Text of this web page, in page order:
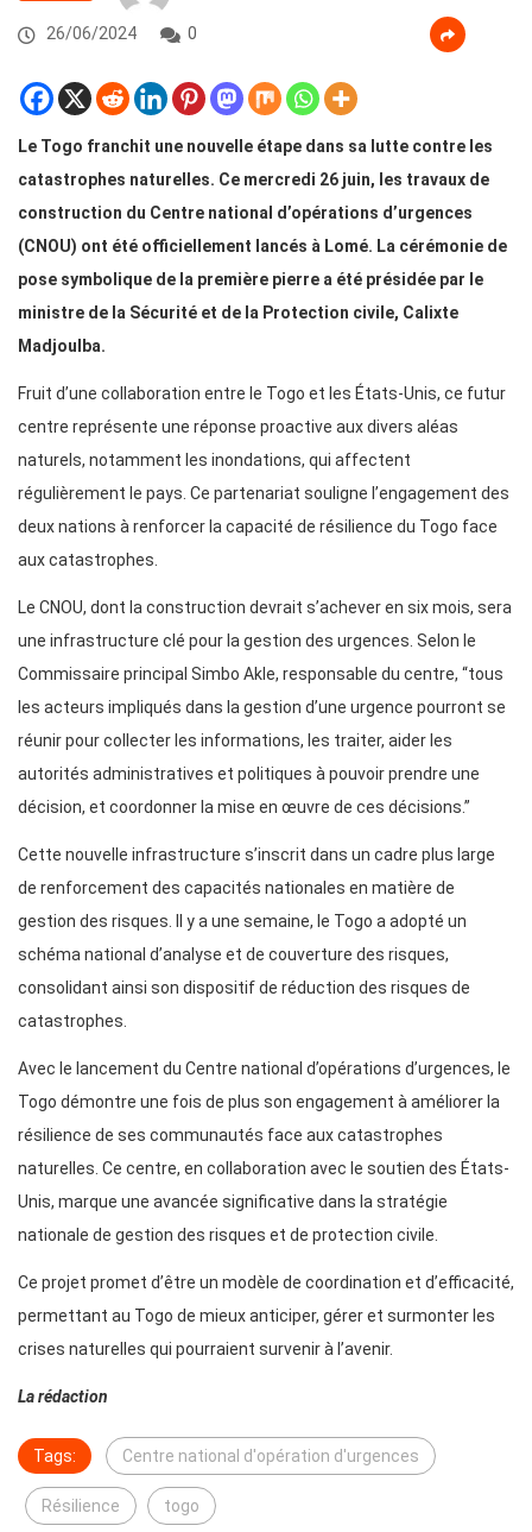
26/06/2024 0
Le Togo franchit une nouvelle étape dans sa lutte contre les
catastrophes naturelles. Ce mercredi 26 juin, les travaux de
construction du Centre national d’opérations d’urgences
(CNOU) ont été officiellement lancés à Lomé. La cérémonie de
pose symbolique de la première pierre a été présidée par le
ministre de la Sécurité et de la Protection civile, Calixte
Madjoulba.
Fruit d’une collaboration entre le Togo et les États-Unis, ce futur
centre représente une réponse proactive aux divers aléas
naturels, notamment les inondations, qui affectent
régulièrement le pays. Ce partenariat souligne l’engagement des
deux nations à renforcer la capacité de résilience du Togo face
aux catastrophes.
Le CNOU, dont la construction devrait s’achever en six mois, sera
une infrastructure clé pour la gestion des urgences. Selon le
Commissaire principal Simbo Akle, responsable du centre, “tous
les acteurs impliqués dans la gestion d’une urgence pourront se
réunir pour collecter les informations, les traiter, aider les
autorités administratives et politiques à pouvoir prendre une
décision, et coordonner la mise en œuvre de ces décisions.”
Cette nouvelle infrastructure s’inscrit dans un cadre plus large
de renforcement des capacités nationales en matière de
gestion des risques. Il y a une semaine, le Togo a adopté un
schéma national d’analyse et de couverture des risques,
consolidant ainsi son dispositif de réduction des risques de
catastrophes.
Avec le lancement du Centre national d’opérations d’urgences, le
Togo démontre une fois de plus son engagement à améliorer la
résilience de ses communautés face aux catastrophes
naturelles. Ce centre, en collaboration avec le soutien des États-
Unis, marque une avancée significative dans la stratégie
nationale de gestion des risques et de protection civile.
Ce projet promet d’être un modèle de coordination et d’efficacité,
permettant au Togo de mieux anticiper, gérer et surmonter les
crises naturelles qui pourraient survenir à l’avenir.
La rédaction
Tags: Centre national d'opération d'urgences
Résilience togo